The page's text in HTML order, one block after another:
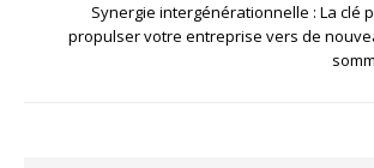
Synergie intergénérationnelle : La clé
propulser votre entreprise vers de